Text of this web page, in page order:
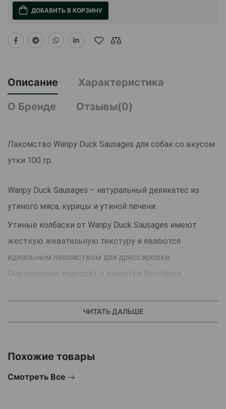
ДОБАВИТЬ В КОРЗИНУ
Описание
Характеристика
О Бренде
Отзывы(0)
Лакомство Wanpy Duck Sausages для собак со вкусом
утки 100 гр.
Wanpy Duck Sausages – натуральный деликатес из
утиного мяса, курицы и утиной печени.
Утиные колбаски от Wanpy Duck Sausages имеют
жесткую жевательную текстуру и являются
идеальным лакомством для дрессировки.
Они идеально подходят в качестве быстрого
Разработан как вкусная и полезная добавка к
старше 3 месяцев.
ЧИТАТЬ ДАЛЬШЕ
Похожие товары
Смотреть Все